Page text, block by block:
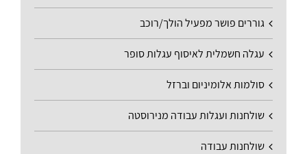
גוררים פושר מפעיל הולך/רוכב
עגלה חשמלית לאיסוף עגלות סופר
סולמות אלומיניום וברזל
שולחנות ועגלות עבודה מנירוסטה
שולחנות עבודה